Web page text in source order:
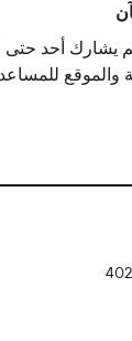
يشارك أحد حتى